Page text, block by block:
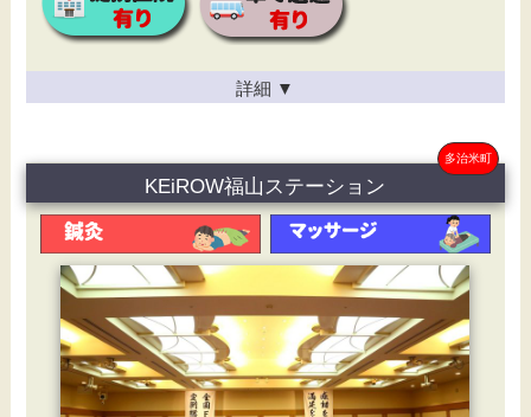
詳細 ▼
多治米町
KEiROW福山ステーション